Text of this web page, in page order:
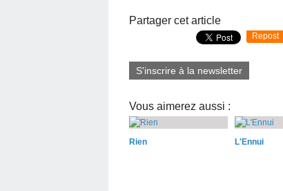
Partager cet article
Repost
S'inscrire à la newsletter
Vous aimerez aussi :
Rien L'Ennui